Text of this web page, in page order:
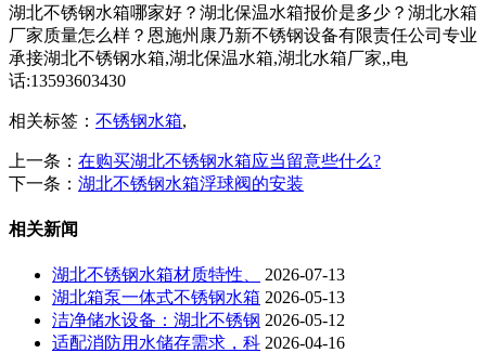
湖北不锈钢水箱哪家好？湖北保温水箱报价是多少？湖北水箱
厂家质量怎么样？恩施州康乃新不锈钢设备有限责任公司专业
承接湖北不锈钢水箱,湖北保温水箱,湖北水箱厂家,,电
话:13593603430
相关标签： 不锈钢水箱,
上一条： 在购买湖北不锈钢水箱应当留意些什么?
下一条： 湖北不锈钢水箱浮球阀的安装
相关新闻
湖北不锈钢水箱材质特性、
2026-07-13
湖北箱泵一体式不锈钢水箱 2026-05-13
洁净储水设备：湖北不锈钢 2026-05-12
适配消防用水储存需求，科 2026-04-16